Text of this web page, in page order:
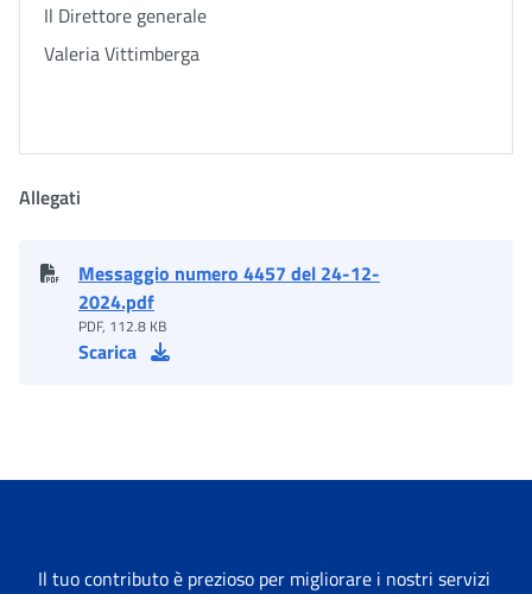
Il Direttore generale
Valeria Vittimberga
Allegati
Messaggio numero 4457 del 24-12-
2024.pdf
PDF, 112.8 KB
Scarica
Il tuo contributo è prezioso per migliorare i nostri servizi